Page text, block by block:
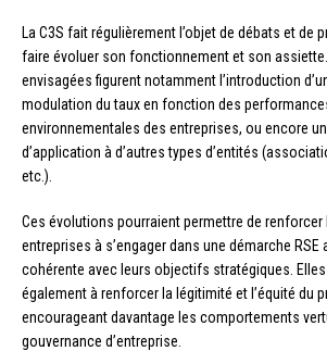
La C3S fait régulièrement l’objet de débats et de
faire évoluer son fonctionnement et son
envisagées figurent notamment l’introduction
modulation du taux en fonction des
environnementales des entreprises, ou encore
d’application à d’autres types d’entités
etc.).
Ces évolutions pourraient permettre de renforcer
entreprises à s’engager dans une démarche RSE
cohérente avec leurs objectifs stratégiques.
également à renforcer la légitimité et l’équité du
encourageant davantage les comportements
gouvernance d’entreprise.